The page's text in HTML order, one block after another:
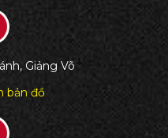
Giảng Võ
bản đồ